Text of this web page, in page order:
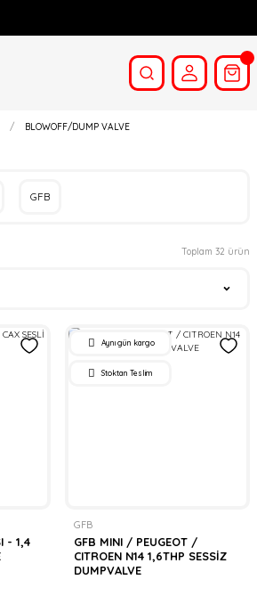
BLOWOFF/DUMP VALVE
GFB
Toplam 32 ürün
- 1,4
Aynı gün kargo
Stoktan Teslim
GFB
GFB MINI / PEUGEOT /
CITROEN N14 1,6THP SESSİZ
DUMPVALVE